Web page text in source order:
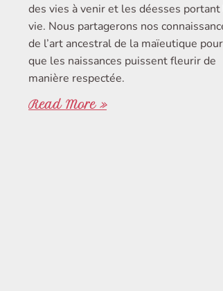
des vies à venir et les déesses portant
vie. Nous partagerons nos
de l’art ancestral de la maïeutique pour
que les naissances puissent fleurir de
manière respectée.
Read More »